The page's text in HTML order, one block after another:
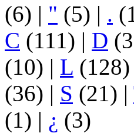
(6) | " (5) | .
C (111) | D
(10) | L (128)
(36) | S (21) |
(1) | ¿ (3)